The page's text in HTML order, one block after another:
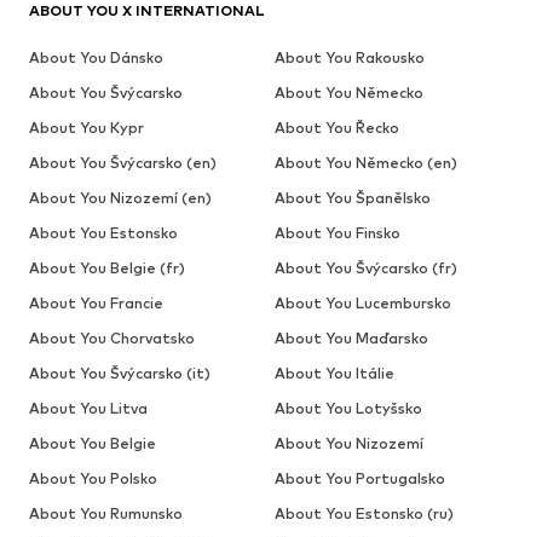
ABOUT YOU X INTERNATIONAL
About You Dánsko
About You Rakousko
About You Švýcarsko
About You Německo
About You Kypr
About You Řecko
About You Švýcarsko (en)
About You Německo (en)
About You Nizozemí (en)
About You Španělsko
About You Estonsko
About You Finsko
About You Belgie (fr)
About You Švýcarsko (fr)
About You Francie
About You Lucembursko
About You Chorvatsko
About You Maďarsko
About You Švýcarsko (it)
About You Itálie
About You Litva
About You Lotyšsko
About You Belgie
About You Nizozemí
About You Polsko
About You Portugalsko
About You Rumunsko
About You Estonsko (ru)